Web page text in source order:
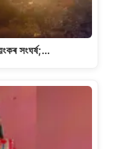
সংঘৰ্ষ;…